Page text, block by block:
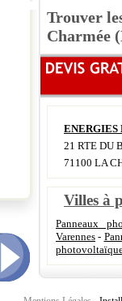
Trouver
Charmée
ENERGIES
21 RTE DU
71100 LA
Villes à
Panneaux
Varennes -